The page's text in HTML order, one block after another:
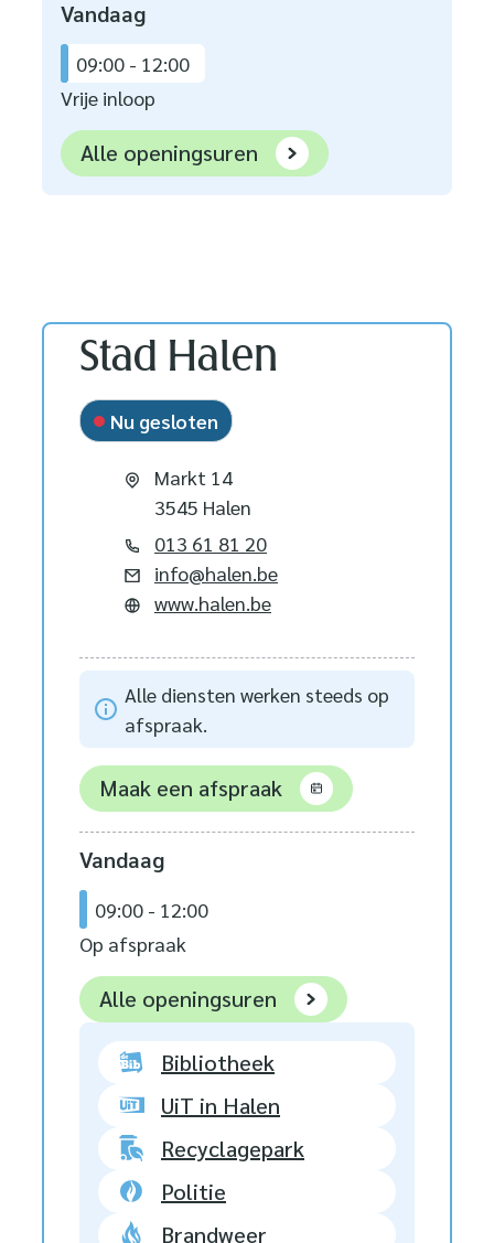
Vandaag
09:00 - 12:00
Vrije inloop
Alle openingsuren LDC De Klapstoel
Contact
Stad Halen
Nu gesloten
Adres
Markt 14
,3545 Halen
013 61 81 20
E-mail
info@halen.be
Website www.halen.be
Alle diensten werken steeds op
afspraak.
Maak een afspraak
Vandaag
09:00 - 12:00
Op afspraak
Alle openingsuren Stad Halen
Bibliotheek
UiT in Halen
Recyclagepark
Politie
Brandweer